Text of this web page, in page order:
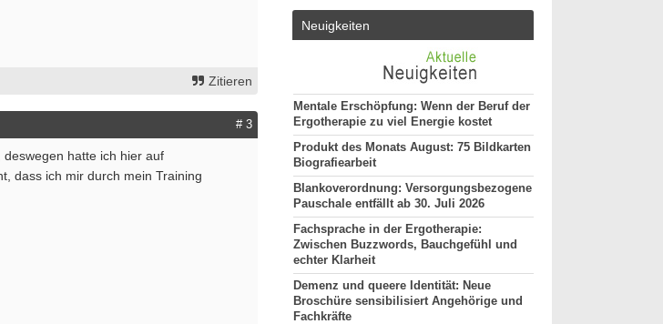
Zitieren
# 3
hatte ich hier auf
dass ich mir durch mein Training
weitere Praxisanzeigen
Neuigkeiten
Mentale Erschöpfung: Wenn der Beruf der
Ergotherapie zu viel Energie kostet
Produkt des Monats August: 75 Bildkarten
Biografiearbeit
Blankoverordnung: Versorgungsbezogene
Pauschale entfällt ab 30. Juli 2026
Fachsprache in der Ergotherapie:
Zwischen Buzzwords, Bauchgefühl und
echter Klarheit
Demenz und queere Identität: Neue
Broschüre sensibilisiert Angehörige und
Fachkräfte